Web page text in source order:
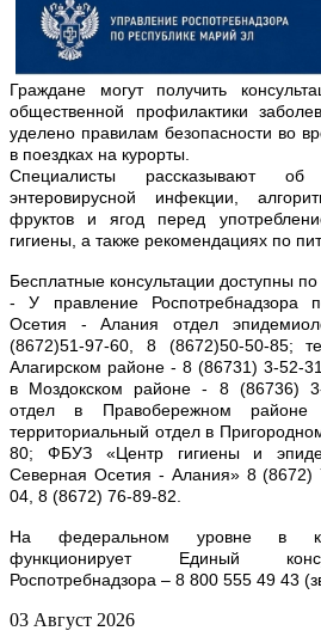
Граждане могут получить
общественной профилактики
уделено правилам безопасности во
в поездках на курорты.
Специалисты рассказывают
энтеровирусной инфекции,
фруктов и ягод перед
гигиены, а также рекомендациях по
Бесплатные консультации доступны
- У правление Роспотребнадзора
Осетия - Алания отдел
(8672)51-97-60, 8 (8672)50-50-85;
Алагирском районе - 8 (86731) 3-52-
в Моздокском районе - 8 (86736) 3-
отдел в Правобережном
территориальный отдел в
80; ФБУЗ «Центр гигиены и
Северная Осетия - Алания» 8 (8672)
04, 8 (8672) 76-89-82.
На федеральном уровне в
функционирует Единый
Роспотребнадзора – 8 800 555 49 43
03 Август 2026